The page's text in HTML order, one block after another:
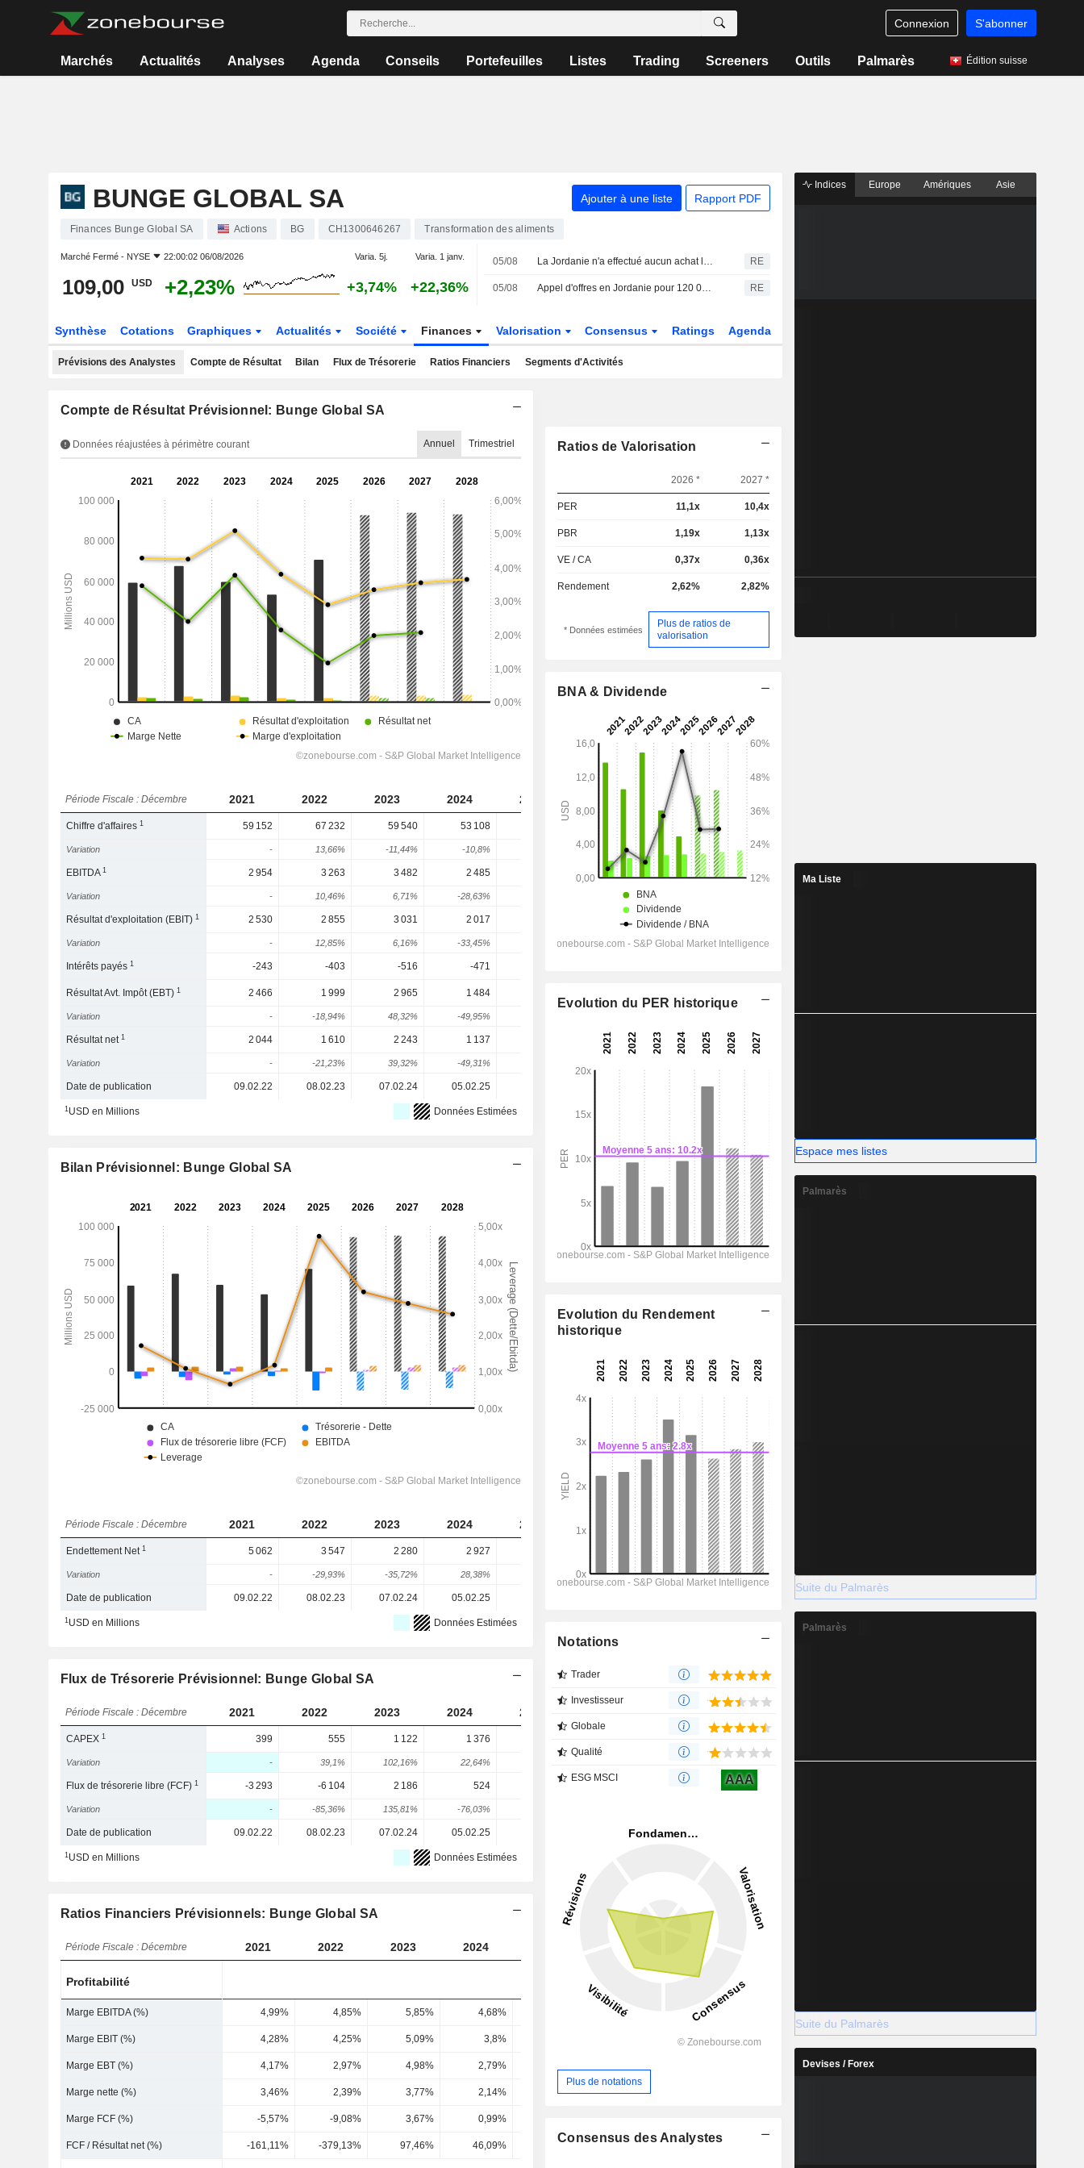
Connexion S'abonner
Marchés Actualités Analyses Agenda Conseils Portefeuilles Listes Trading Screeners Outils Palmarès Édition suisse
BUNGE GLOBAL SA Ajouter à une liste Rapport PDF
Finances Bunge Global SA Actions BG CH1300646267 Transformation des aliments
Marché Fermé - NYSE 22:00:02 06/08/2026 Varia. 5j. Varia. 1 janv.
109,00 USD +2,23% +3,74% +22,36%
05/08 La Jordanie n'a effectué aucun achat lors de son appel d'offres pour 120 000 tonnes d'orge, selon les négociants RE
05/08 Appel d'offres en Jordanie pour 120 000 tonnes d'orge : seulement deux participants selon les négociants RE
Synthèse Cotations Graphiques Actualités Société Finances Valorisation Consensus Ratings Agenda
Prévisions des Analystes Compte de Résultat Bilan Flux de Trésorerie Ratios Financiers Segments d'Activités
Compte de Résultat Prévisionnel: Bunge Global SA
Données réajustées à périmètre courant Annuel Trimestriel
Période Fiscale : Décembre 2021 2022 2023 2024 2025 2026 2027 2028
Chiffre d'affaires1 59 152 67 232 59 540 53 108 92 556 93 710
Variation - 13,66% -11,44% -10,8% 31,6% 1,25% -0,94%
EBITDA1 2 954 3 263 3 482 2 485 4 082 4 390 4 490
Variation - 10,46% 6,71% -28,63% 49,12%
Résultat d'exploitation (EBIT)1 2 530 2 855 3 031 2 017 3 089 3 321
Variation - 12,85% 6,16% -33,45% 0,84% 51,86% 7,53% 1,85%
Intérêts payés1 -243 -403 -516 -471
Résultat Avt. Impôt (EBT)1 2 466 1 999 2 965 1 484
Variation - -18,94% 48,32% -49,95%
Résultat net1 2 044 1 610 2 243 1 137 1 828 1 933
Variation - -21,23% 39,32% -49,31%
Date de publication 09.02.22 08.02.23 07.02.24 05.02.25 -
1USD en Millions Données Estimées
Bilan Prévisionnel: Bunge Global SA
Période Fiscale : Décembre 2021 2022 2023 2024 2025 2026 2027 2028
Endettement Net1 5 062 3 547 2 280 2 927 13 023 12 617 11 578
Variation - -29,93% -35,72% 28,38% 0,83% -3,12% -8,23%
Date de publication 09.02.22 08.02.23 07.02.24 05.02.25
1USD en Millions Données Estimées
Flux de Trésorerie Prévisionnel: Bunge Global SA
Période Fiscale : Décembre 2021 2022 2023 2024 2025
CAPEX1 399 555 1 122 1 376
Variation - 39,1% 102,16% 22,64%
Flux de trésorerie libre (FCF)1 -3 293 -6 104 2 186 524 -879 2 671
Variation - -85,36% 135,81% -76,03%
Date de publication 09.02.22 08.02.23 07.02.24 05.02.25 -
1USD en Millions Données Estimées
Ratios Financiers Prévisionnels: Bunge Global SA
Période Fiscale : Décembre 2021 2022 2023 2024 2026 2027
Profitabilité
Marge EBITDA (%) 4,99% 4,85% 5,85% 4,68% 4,41% 4,68% 4,84%
Marge EBIT (%) 4,28% 4,25% 5,09% 3,8% 3,54% 3,64%
Marge EBT (%) 4,17% 2,97% 4,98% 2,79%
Marge nette (%) 3,46% 2,39% 3,77% 2,14% 1,16% 1,97%
Marge FCF (%) -5,57% -9,08% 3,67% 0,99%
FCF / Résultat net (%) -161,11% -379,13% 97,46% 46,09% -107,72% 51,6% 138,15%
Ratios de Valorisation
2026 * 2027 *
PER 11,1x 10,4x
PBR 1,19x 1,13x
VE / CA 0,37x 0,36x
Rendement 2,62% 2,82%
* Données estimées
Plus de ratios de
valorisation
BNA & Dividende
Evolution du PER historique
Evolution du Rendement
historique
Notations
Trader
Investisseur
Globale
Qualité
ESG MSCI AAA
Plus de notations
Consensus des Analystes
Indices Europe Amériques Asie
Ma Liste
Espace mes listes
Palmarès
Suite du Palmarès
Palmarès
Suite du Palmarès
Devises / Forex